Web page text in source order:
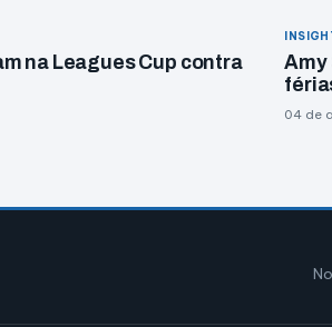
na Leagues Cup contra
Amy
04 de